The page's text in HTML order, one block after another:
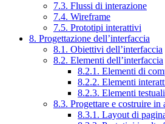
7.3. Flussi di interazione
7.4. Wireframe
7.5. Prototipi interattivi
8. Progettazione dell’interfaccia
8.1. Obiettivi dell’interfaccia
8.2. Elementi dell’interfaccia
8.2.1. Elementi di
8.2.2. Elementi
8.2.3. Elementi
8.3. Progettare e costruire in
8.3.1. Layout di